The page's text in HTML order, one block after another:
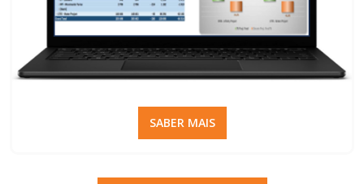
SABER MAIS